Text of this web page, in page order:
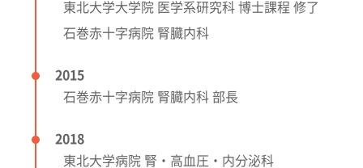
東北大学大学院 医学系研究科 博士課程 修了
石巻赤十字病院 腎臓内科
2015
石巻赤十字病院 腎臓内科 部長
2018
東北大学病院 腎・高血圧・内分泌科